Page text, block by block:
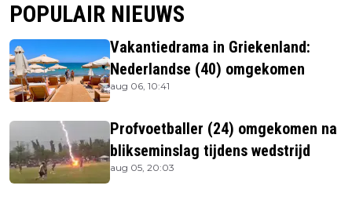
POPULAIR NIEUWS
Vakantiedrama in Griekenland:
Nederlandse (40) omgekomen
aug 06, 10:41
Profvoetballer (24) omgekomen na
blikseminslag tijdens wedstrijd
aug 05, 20:03